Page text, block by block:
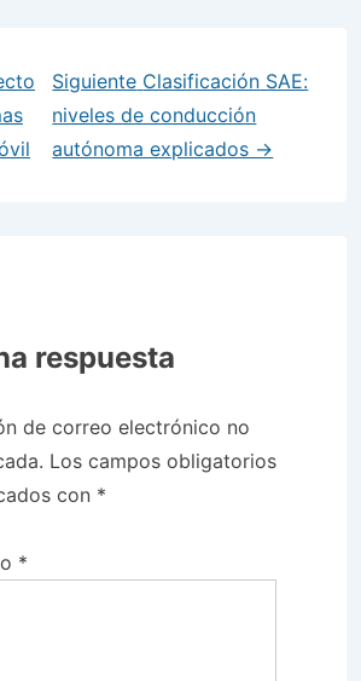
Siguiente Clasificación SAE:
niveles de conducción
autónoma explicados →
respuesta
de correo electrónico no
Los campos obligatorios
con *
*